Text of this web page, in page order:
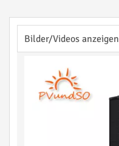
Bilder/Videos anzeigen